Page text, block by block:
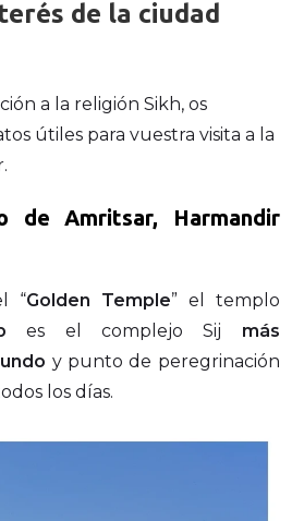
de la ciudad
a la religión Sikh, os
útiles para vuestra visita a la
de Amritsar, Harmandir
“Golden Temple” el templo
es el complejo Sij más
y punto de peregrinación
los días.